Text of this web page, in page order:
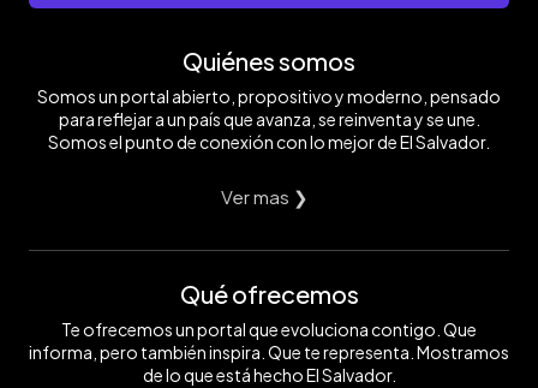
Quiénes somos
Somos un portal abierto, propositivo y moderno, pensado
para reflejar a un país que avanza, se reinventa y se une.
Somos el punto de conexión con lo mejor de El Salvador.
Ver mas ❯
Qué ofrecemos
Te ofrecemos un portal que evoluciona contigo. Que
informa, pero también inspira. Que te representa. Mostramos
de lo que está hecho El Salvador.